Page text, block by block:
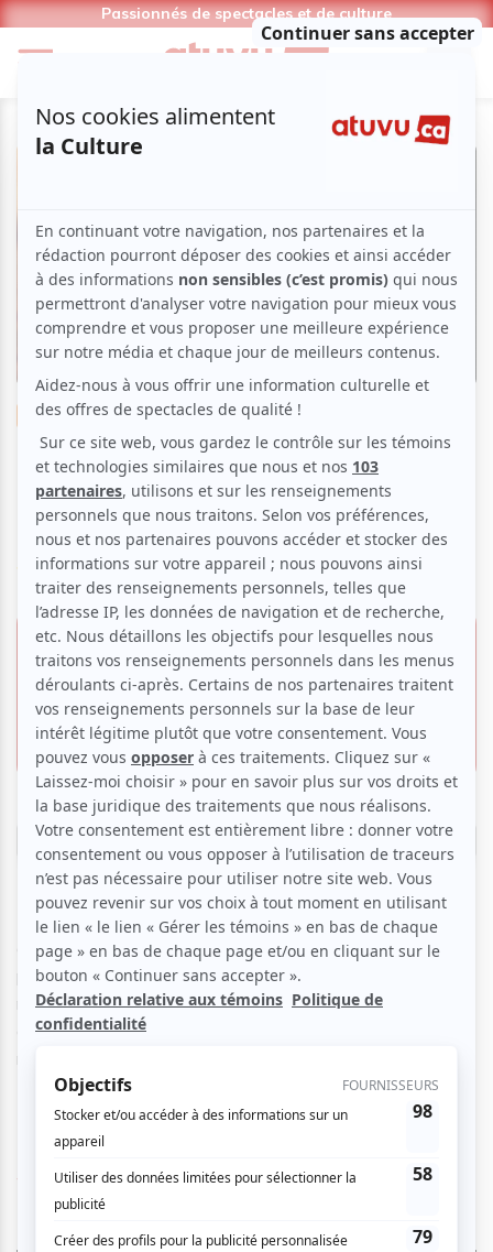
Passionnés de spectacles et de culture
Musique Chanson franco
Bobby Bazini : Seul au
cinéma
Voir les avis -->
23 février 2026 -
20h00
Maison de la Culture de Gatineau |
Salle Odyssée
855, boul. de la Gappe,
Gatineau
Offre VIP
54.00 $
Invitation gratuite
Réserver
Bobby Baziniprend la route cet automne et cet hiver
avec son nouvel album numéro 1,Seul au cinéma. Pour la
première fois, il offrira des chansons en français et
revisitera ses titres les plus appréciés du public,
accompagné de son groupe. Pour plus d’informations,
www.bobbybazini.com